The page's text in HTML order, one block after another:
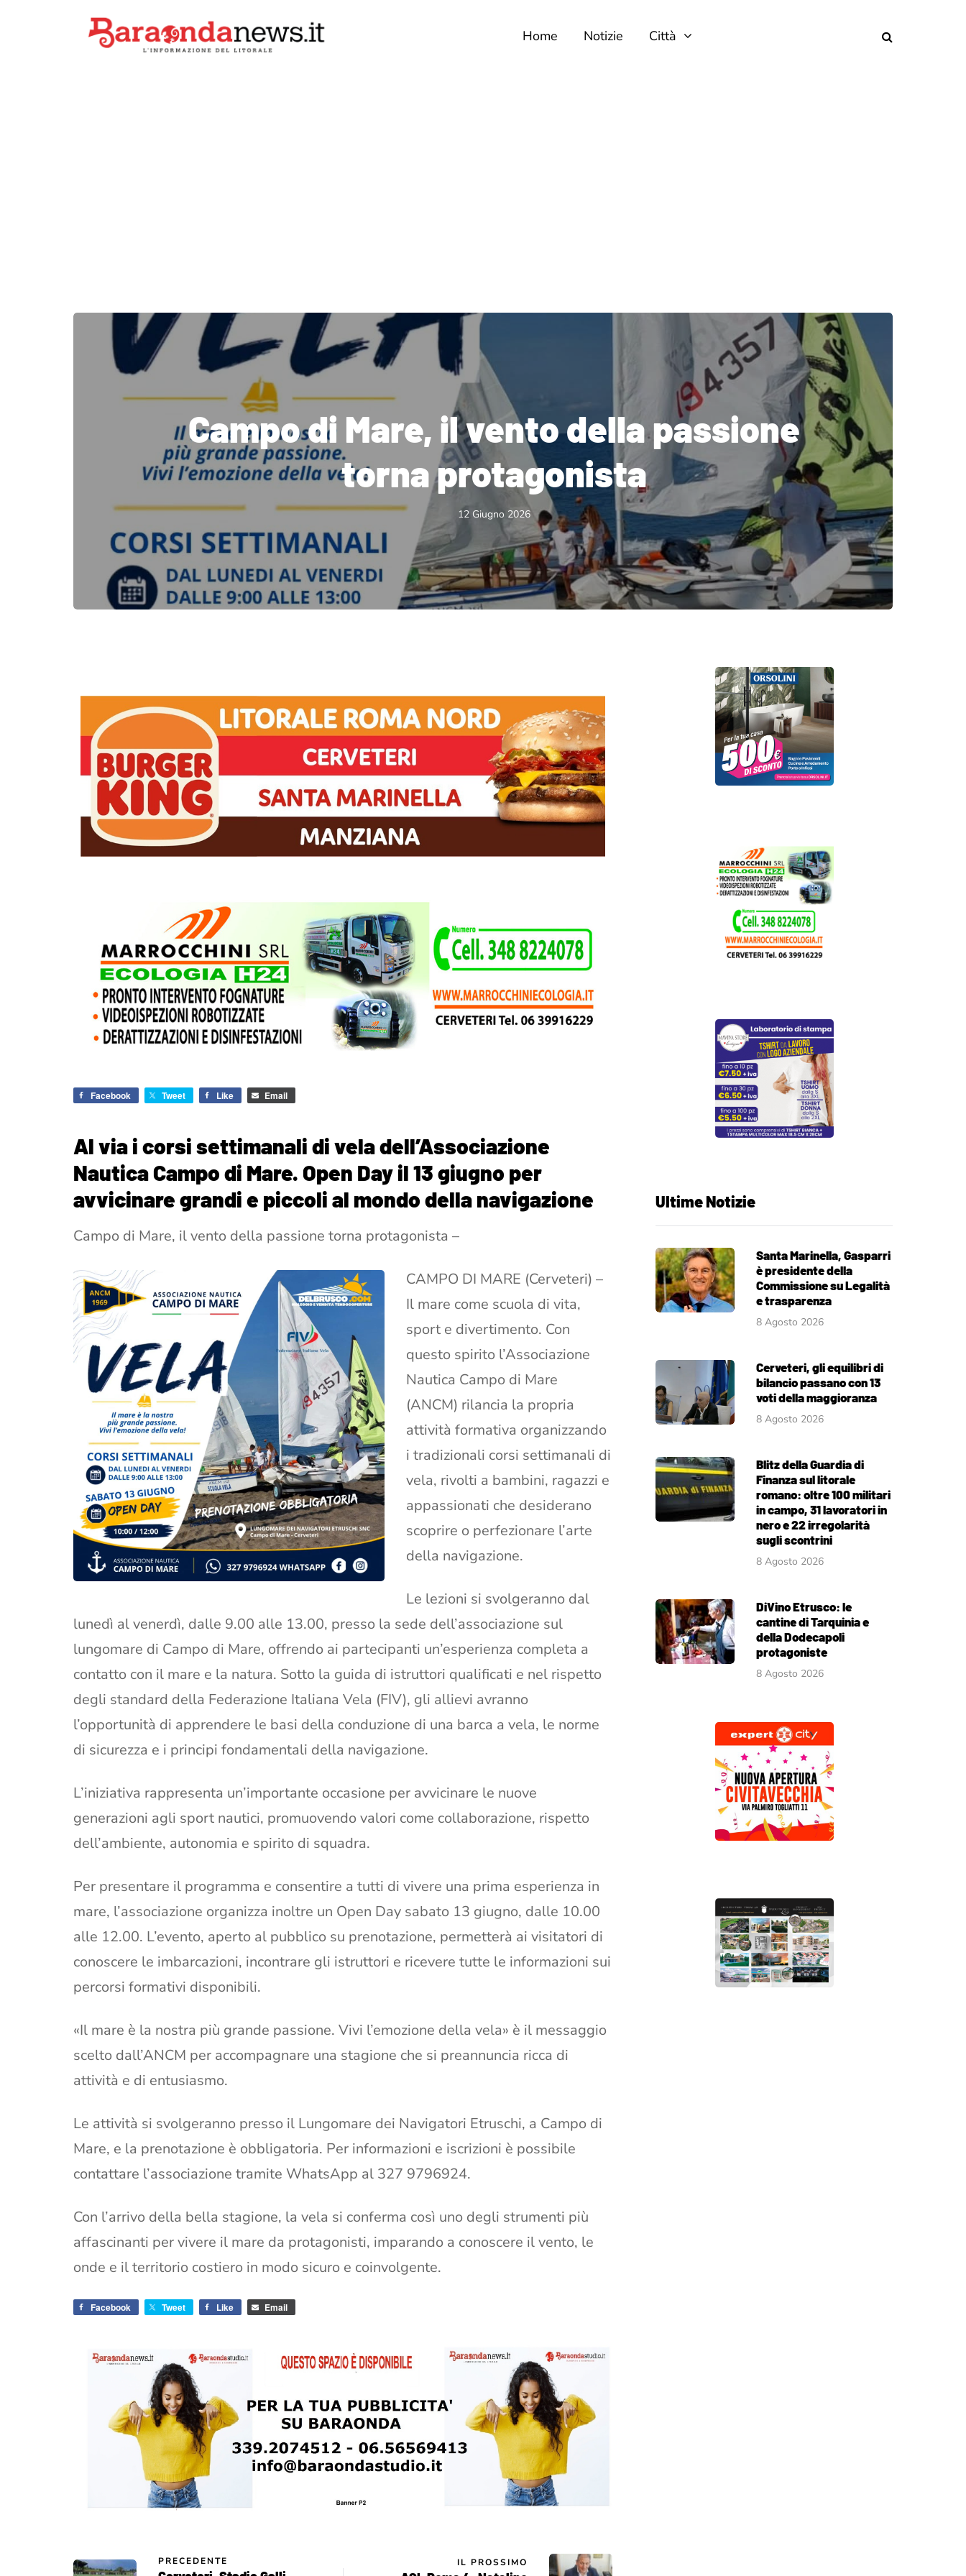
Home Notizie Città
Campo di Mare, il vento della passione
torna protagonista
12 Giugno 2026
Facebook Tweet Like Email
Al via i corsi settimanali di vela dell’Associazione
Nautica Campo di Mare. Open Day il 13 giugno per
avvicinare grandi e piccoli al mondo della navigazione
Campo di Mare, il vento della passione torna protagonista –
CAMPO DI MARE (Cerveteri) –
Il mare come scuola di vita,
sport e divertimento. Con
questo spirito l’Associazione
Nautica Campo di Mare
(ANCM) rilancia la propria
attività formativa organizzando
i tradizionali corsi settimanali di
vela, rivolti a bambini, ragazzi e
appassionati che desiderano
scoprire o perfezionare l’arte
della navigazione.
Le lezioni si svolgeranno dal
lunedì al venerdì, dalle 9.00 alle 13.00, presso la sede dell’associazione sul
lungomare di Campo di Mare, offrendo ai partecipanti un’esperienza completa a
contatto con il mare e la natura. Sotto la guida di istruttori qualificati e nel rispetto
degli standard della Federazione Italiana Vela (FIV), gli allievi avranno
l’opportunità di apprendere le basi della conduzione di una barca a vela, le norme
di sicurezza e i principi fondamentali della navigazione.
L’iniziativa rappresenta un’importante occasione per avvicinare le nuove
generazioni agli sport nautici, promuovendo valori come collaborazione, rispetto
dell’ambiente, autonomia e spirito di squadra.
Per presentare il programma e consentire a tutti di vivere una prima esperienza in
mare, l’associazione organizza inoltre un Open Day sabato 13 giugno, dalle 10.00
alle 12.00. L’evento, aperto al pubblico su prenotazione, permetterà ai visitatori di
conoscere le imbarcazioni, incontrare gli istruttori e ricevere tutte le informazioni sui
percorsi formativi disponibili.
«Il mare è la nostra più grande passione. Vivi l’emozione della vela» è il messaggio
scelto dall’ANCM per accompagnare una stagione che si preannuncia ricca di
attività e di entusiasmo.
Le attività si svolgeranno presso il Lungomare dei Navigatori Etruschi, a Campo di
Mare, e la prenotazione è obbligatoria. Per informazioni e iscrizioni è possibile
contattare l’associazione tramite WhatsApp al 327 9796924.
Con l’arrivo della bella stagione, la vela si conferma così uno degli strumenti più
affascinanti per vivere il mare da protagonisti, imparando a conoscere il vento, le
onde e il territorio costiero in modo sicuro e coinvolgente.
Facebook Tweet Like Email
PRECEDENTE IL PROSSIMO
Ultime Notizie
Santa Marinella, Gasparri
è presidente della
Commissione su Legalità
e trasparenza
8 Agosto 2026
Cerveteri, gli equilibri di
bilancio passano con 13
voti della maggioranza
8 Agosto 2026
Blitz della Guardia di
Finanza sul litorale
romano: oltre 100 militari
in campo, 31 lavoratori in
nero e 22 irregolarità
sugli scontrini
8 Agosto 2026
DiVino Etrusco: le
cantine di Tarquinia e
della Dodecapoli
protagoniste
8 Agosto 2026